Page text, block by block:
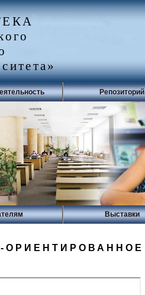
Репозиторий
Выставки